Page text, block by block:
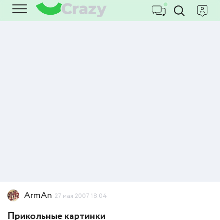
ArmAn 27 мая 2007 18:04
Прикольные картинки